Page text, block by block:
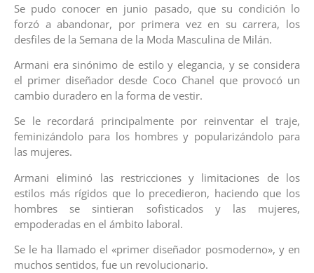
Se pudo conocer en junio pasado, que su condición lo
forzó a abandonar, por primera vez en su carrera, los
desfiles de la Semana de la Moda Masculina de Milán.
Armani era sinónimo de estilo y elegancia, y se considera
el primer diseñador desde Coco Chanel que provocó un
cambio duradero en la forma de vestir.
Se le recordará principalmente por reinventar el traje,
feminizándolo para los hombres y popularizándolo para
las mujeres.
Armani eliminó las restricciones y limitaciones de los
estilos más rígidos que lo precedieron, haciendo que los
hombres se sintieran sofisticados y las mujeres,
empoderadas en el ámbito laboral.
Se le ha llamado el «primer diseñador posmoderno», y en
muchos sentidos, fue un revolucionario.